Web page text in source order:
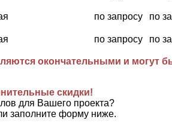
по запросу по
по запросу по
окончательными и могут
скидки!
для Вашего проекта?
заполните форму ниже.